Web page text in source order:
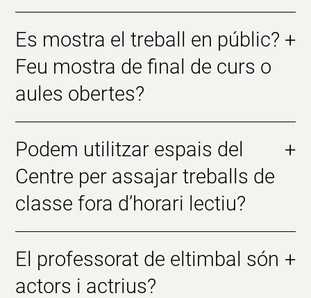
Es mostra el treball en públic?
Feu mostra de final de curs o
aules obertes?
+
Podem utilitzar espais del
Centre per assajar treballs de
classe fora d’horari lectiu?
+
El professorat de eltimbal són
actors i actrius?
+